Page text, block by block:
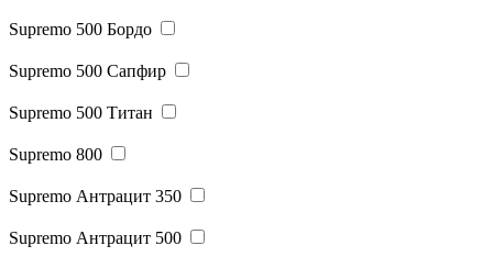
Supremo 500 Бордо
Supremo 500 Сапфир
Supremo 500 Титан
Supremo 800
Supremo Антрацит 350
Supremo Антрацит 500